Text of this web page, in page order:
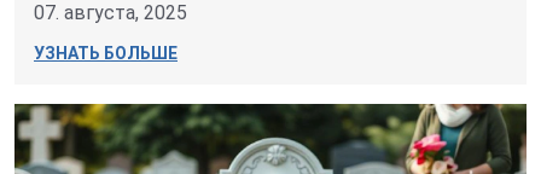
07. августа, 2025
УЗНАТЬ БОЛЬШЕ